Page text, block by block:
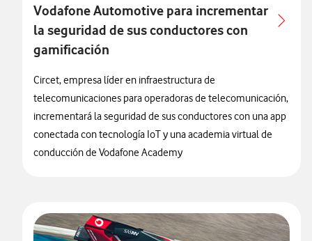
Vodafone Automotive para incrementar
la seguridad de sus conductores con
gamificación
Circet, empresa líder en infraestructura de
telecomunicaciones para operadoras de telecomunicación,
incrementará la seguridad de sus conductores con una app
conectada con tecnología IoT y una academia virtual de
conducción de Vodafone Academy